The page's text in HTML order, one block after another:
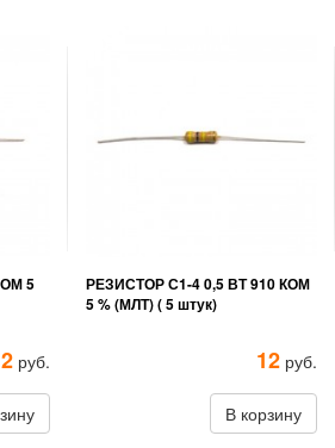
5
руб.
РЕЗИСТОР С1-4 0,5 ВТ 910 КОМ
5 % (МЛТ) ( 5 штук)
12 руб.
В корзину